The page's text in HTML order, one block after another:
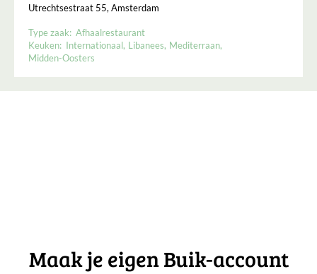
Utrechtsestraat 55, Amsterdam
Type zaak: Afhaalrestaurant
Keuken: Internationaal Libanees Mediterraan
Midden-Oosters
Maak je eigen Buik-account